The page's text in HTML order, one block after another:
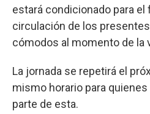
estará condicionado para el
circulación de los
cómodos al momento de la
La jornada se repetirá el
mismo horario para
parte de esta.